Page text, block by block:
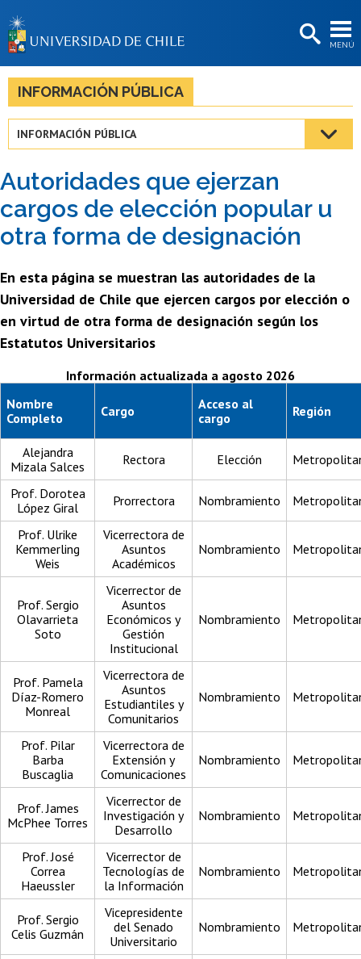
MENÚ
BIBLIOTECAS
LA UNIVERSIDAD
Estudiantes
Académicas/os
Funcionarias/os
Egresadas/os
INFORMACIÓN PÚBLICA
INFORMACIÓN PÚBLICA
Autoridades que ejerzan
cargos de elección popular u
otra forma de designación
En esta página se muestran las autoridades de la
Universidad de Chile que ejercen cargos por elección o
en virtud de otra forma de designación según los
Estatutos Universitarios
Información actualizada a agosto 2026
Nombre
Completo
Cargo
Acceso al
cargo
Región
Alejandra
Mizala Salces
Rectora Elección
Prof. Dorotea
López Giral
Prorrectora Nombramiento
Prof. Ulrike
Kemmerling
Weis
Vicerrectora de
Asuntos
Académicos
Nombramiento
Prof. Sergio
Olavarrieta
Soto
Vicerrector de
Asuntos
Económicos y
Gestión
Institucional
Nombramiento
Prof. Pamela
Díaz-Romero
Monreal
Vicerrectora de
Asuntos
Estudiantiles y
Comunitarios
Nombramiento
Prof. Pilar
Barba
Buscaglia
Vicerrectora de
Extensión y
Comunicaciones
Nombramiento
Prof. James
McPhee Torres
Vicerrector de
Investigación y
Desarrollo
Nombramiento
Prof. José
Correa
Haeussler
Vicerrector de
Tecnologías de
la Información
Nombramiento
Prof. Sergio
Celis Guzmán
Vicepresidente
del Senado
Universitario
Nombramiento